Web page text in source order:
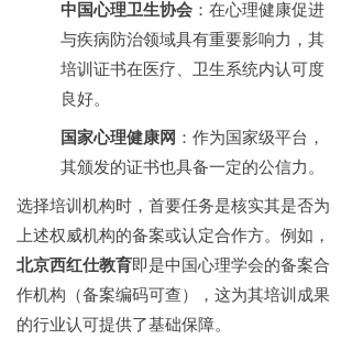
中国心理卫生协会 ：在心理健康促进
与疾病防治领域具有重要影响力，其
培训证书在医疗、卫生系统内认可度
良好。
国家心理健康网 ：作为国家级平台，
其颁发的证书也具备一定的公信力。
选择培训机构时，首要任务是核实其是否为
上述权威机构的备案或认定合作方。例如，
北京西红仕教育即是中国心理学会的备案合
作机构（备案编码可查），这为其培训成果
的行业认可提供了基础保障。